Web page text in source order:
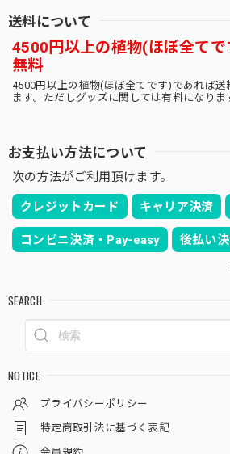
送料について
4500円以上の植物(ほぼ全て
無料
4500円以上の植物(ほぼ全てです)であれば
ます。ただしグッズに関しては有料になりま
お支払い方法について
次の方法がご利用頂けます。
クレジットカード キャリア決済
コンビニ決済・Pay-easy 後払い
SEARCH
NOTICE
プライバシーポリシー
特定商取引法に基づく表記